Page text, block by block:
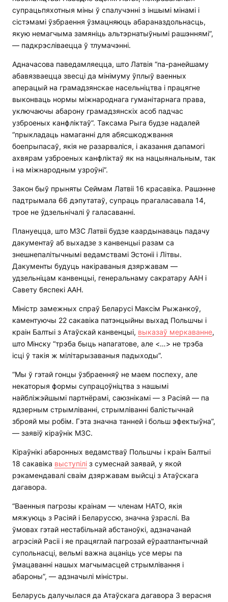
супрацьпяхотныя міны ў спалучэнні з іншымі мінамі і
сістэмамі ўзбраення ўзмацняюць абараназдольнасць,
якую немагчыма замяніць альтэрнатыўнымі рашэннямі”,
— падкрэсліваецца ў тлумачэнні.
Адначасова паведамляецца, што Латвія “па-ранейшаму
абавязваецца звесці да мінімуму ўплыў ваенных
аперацый на грамадзянскае насельніцтва і працягне
выконваць нормы міжнароднага гуманітарнага права,
уключаючы абарону грамадзянскіх асоб падчас
узброеных канфліктаў”. Таксама Рыга будзе надалей
“прыкладаць намаганні для абясшкоджвання
боепрыпасаў, якія не разарваліся, і аказання дапамогі
ахвярам узброеных канфліктаў як на нацыянальным, так
і на міжнародным узроўні”.
Закон быў прыняты Сеймам Латвіі 16 красавіка. Рашэнне
падтрымала 66 дэпутатаў, супраць прагаласавала 14,
трое не ўдзельнічалі ў галасаванні.
Плануецца, што МЗС Латвіі будзе каардынаваць падачу
дакументаў аб выхадзе з канвенцыі разам са
знешнепалітычнымі ведамствамі Эстоніі і Літвы.
Дакументы будуць накіраваныя дзяржавам —
удзельніцам канвенцыі, генеральнаму сакратару ААН і
Савету бяспекі ААН.
Міністр замежных спраў Беларусі Максім Рыжанкоў,
каментуючы 22 сакавіка патэнцыйны выхад Польшчы і
краін Балтыі з Атаўскай канвенцыі, выказаў меркаванне,
што Мінску “трэба быць напагатове, але <…> не трэба
ісці ў такія ж мілітарызаваныя падыходы”.
“Мы ў гэтай гонцы ўзбраенняў не маем поспеху, але
некаторыя формы супрацоўніцтва з нашымі
найбліжэйшымі партнёрамі, саюзнікамі — з Расіяй — па
ядзерным стрымліванні, стрымліванні балістычнай
зброяй мы робім. Гэта значна танней і больш эфектыўна”,
— заявіў кіраўнік МЗС.
Кіраўнікі абаронных ведамстваў Польшчы і краін Балтыі
18 сакавіка выступілі з сумеснай заявай, у якой
рэкамендавалі сваім дзяржавам выйсці з Атаўскага
дагавора.
“Ваенныя пагрозы краінам — членам НАТО, якія
мяжуюць з Расіяй і Беларуссю, значна ўзраслі. Ва
ўмовах гэтай нестабільнай абстаноўкі, адзначанай
агрэсіяй Расіі і яе працяглай пагрозай еўраатлантычнай
супольнасці, вельмі важна ацаніць усе меры па
ўмацаванні нашых магчымасцей стрымлівання і
абароны”, — адзначылі міністры.
Беларусь далучылася да Атаўскага дагавора 3 верасня